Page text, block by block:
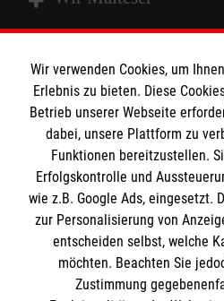
Spenden & Helfen
Angebote & Leistungen
Kursangebote
Mitarbeiten
Stellenangebote
Wir Malteser
Informationen
Kontakt
Presse und Medien
Transparenz
Impressum
Datenschutz
Malteser online
Malteserorden
Malteser Jugend
Spendenkonto
Wir verwenden Cookies, um
Erlebnis zu bieten. Diese
Betrieb unserer Webseite
dabei, unsere Plattform zu
Funktionen bereitzustellen.
Erfolgskontrolle und
wie z.B. Google Ads, eingesetzt.
zur Personalisierung von
entscheiden selbst, welche
möchten. Beachten Sie
Zustimmung